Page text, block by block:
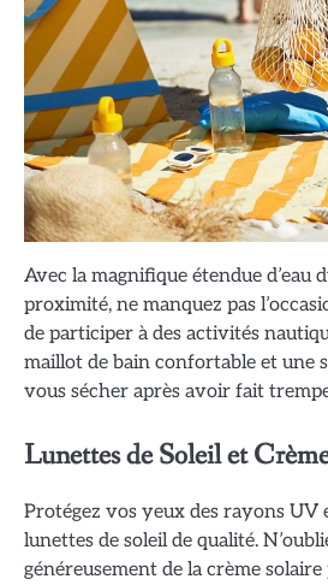
Avec la magnifique étendue d’eau
proximité, ne manquez pas
de participer à des activités
maillot de bain confortable et une
vous sécher après avoir fait
Lunettes de Soleil et
Protégez vos yeux des rayons UV
lunettes de soleil de qualité.
généreusement de la crème